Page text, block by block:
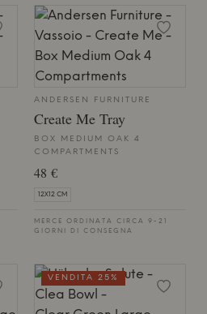
ANDERSEN FURNITURE
Create Me Tray
BOX MEDIUM OAK 4
COMPARTMENTS
48 €
12X12 CM
MERCE ORDINATA CIRCA 9-21
GIORNI DI CONSEGNA
VENDITA 25%